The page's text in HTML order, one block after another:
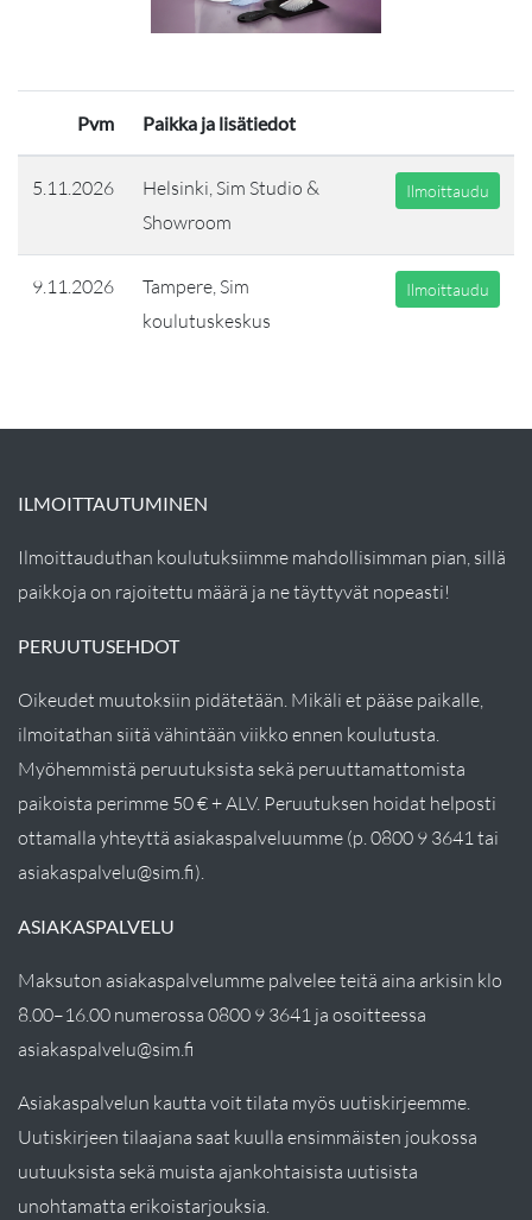
Pvm Paikka ja lisätiedot
5.11.2026
Helsinki, Sim Studio &
Showroom
Ilmoittaudu
9.11.2026
Tampere, Sim
koulutuskeskus
Ilmoittaudu
ILMOITTAUTUMINEN
Ilmoittauduthan koulutuksiimme mahdollisimman pian, sillä
paikkoja on rajoitettu määrä ja ne täyttyvät nopeasti!
PERUUTUSEHDOT
Oikeudet muutoksiin pidätetään. Mikäli et pääse paikalle,
ilmoitathan siitä vähintään viikko ennen koulutusta.
Myöhemmistä peruutuksista sekä peruuttamattomista
paikoista perimme 50 € + ALV. Peruutuksen hoidat helposti
ottamalla yhteyttä asiakaspalveluumme (p. 0800 9 3641 tai
asiakaspalvelu@sim.fi).
ASIAKASPALVELU
Maksuton asiakaspalvelumme palvelee teitä aina arkisin klo
8.00–16.00 numerossa 0800 9 3641 ja osoitteessa
asiakaspalvelu@sim.fi
Asiakaspalvelun kautta voit tilata myös uutiskirjeemme.
Uutiskirjeen tilaajana saat kuulla ensimmäisten joukossa
uutuuksista sekä muista ajankohtaisista uutisista
unohtamatta erikoistarjouksia.